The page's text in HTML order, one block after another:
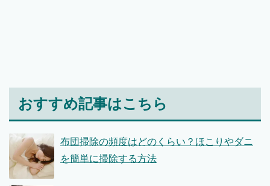
おすすめ記事はこちら
布団掃除の頻度はどのくらい？ほこりやダニ
を簡単に掃除する方法